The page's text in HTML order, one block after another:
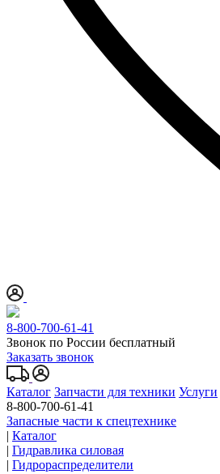
8-800-700-61-41
Звонок по России бесплатный
Заказать звонок
Каталог Запчасти для техники Услуги
8-800-700-61-41
Запасные части к спецтехнике
| Каталог
| Гидравлика силовая
| Гидрораспределители